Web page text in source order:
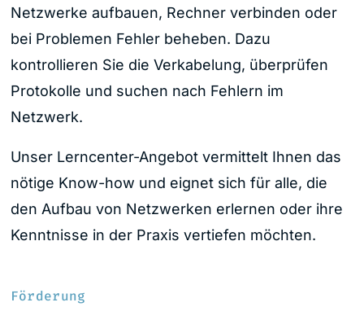
Netzwerke aufbauen, Rechner verbinden oder
bei Problemen Fehler beheben. Dazu
kontrollieren Sie die Verkabelung, überprüfen
Protokolle und suchen nach Fehlern im
Netzwerk.
Unser Lerncenter-Angebot vermittelt Ihnen das
nötige Know-how und eignet sich für alle, die
den Aufbau von Netzwerken erlernen oder ihre
Kenntnisse in der Praxis vertiefen möchten.
Förderung